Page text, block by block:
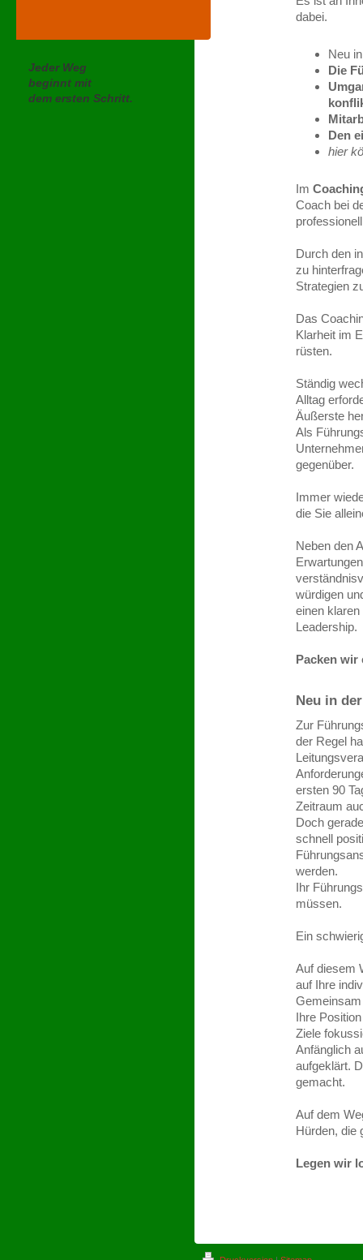
dabei.
Neu
Die
Den
hier
Im
Coach bei
Durch den
zu
Strategien
Das
Klarheit im
rüsten.
Ständig
Alltag
Äußerste
Als
gegenüber.
Immer
die Sie
Neben den
würdigen
einen
Leadership.
Packen wir
Neu in
Zur
der Regel
ersten 90
Zeitraum
Doch
schnell
werden.
Ihr
müssen.
Ein
Auf diesem
auf Ihre
Ihre
Ziele
Anfänglich
aufgeklärt.
gemacht.
Auf dem
Hürden, die
Legen wir
Jeder Weg
beginnt mit
dem ersten Schritt.